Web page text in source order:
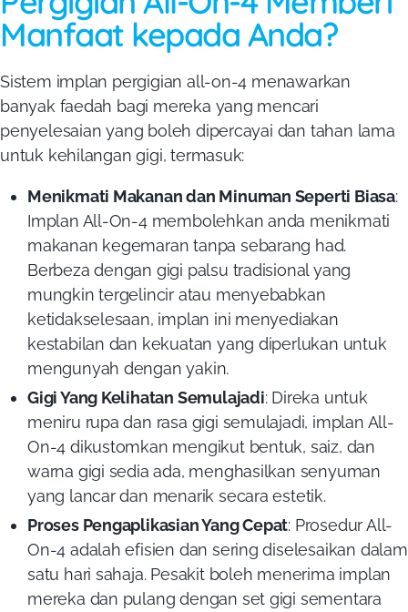
Manfaat kepada Anda?
Sistem implan pergigian all-on-4 menawarkan
banyak faedah bagi mereka yang mencari
penyelesaian yang boleh dipercayai dan tahan lama
untuk kehilangan gigi, termasuk:
Menikmati Makanan dan Minuman Seperti Biasa:
Implan All-On-4 membolehkan anda menikmati
makanan kegemaran tanpa sebarang had.
Berbeza dengan gigi palsu tradisional yang
mungkin tergelincir atau menyebabkan
ketidakselesaan, implan ini menyediakan
kestabilan dan kekuatan yang diperlukan untuk
mengunyah dengan yakin.
Gigi Yang Kelihatan Semulajadi: Direka untuk
meniru rupa dan rasa gigi semulajadi, implan All-
On-4 dikustomkan mengikut bentuk, saiz, dan
warna gigi sedia ada, menghasilkan senyuman
yang lancar dan menarik secara estetik.
Proses Pengaplikasian Yang Cepat: Prosedur All-
On-4 adalah efisien dan sering diselesaikan dalam
satu hari sahaja. Pesakit boleh menerima implan
mereka dan pulang dengan set gigi sementara